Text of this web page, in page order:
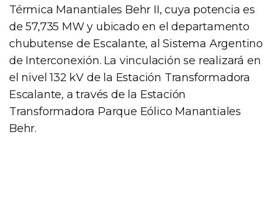
Térmica Manantiales Behr II, cuya potencia es
de 57,735 MW y ubicado en el departamento
chubutense de Escalante, al Sistema Argentino
de Interconexión. La vinculación se realizará en
el nivel 132 kV de la Estación Transformadora
Escalante, a través de la Estación
Transformadora Parque Eólico Manantiales
Behr.